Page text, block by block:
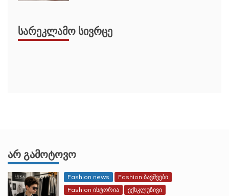
ᲡᲐᲠᲔᲙᲚᲐᲛᲝ ᲡᲘᲕᲠᲪᲔ
ᲐᲠ ᲒᲐᲛᲝᲢᲝᲕᲝ
Fashion news
Fashion ბავშვები
Fashion ისტორია
ექსკლუზივი